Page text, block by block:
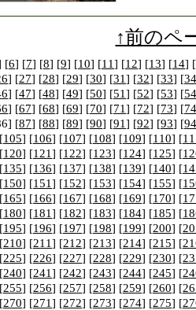
↑前のペ
[6] [7] [8] [9] [10] [11] [12] [13] [14] [
] [27] [28] [29] [30] [31] [32] [33] [34
] [47] [48] [49] [50] [51] [52] [53] [54
] [67] [68] [69] [70] [71] [72] [73] [74
[87] [88] [89] [90] [91] [92] [93] [94
105] [106] [107] [108] [109] [110] [
120] [121] [122] [123] [124] [125] [
135] [136] [137] [138] [139] [140] [
150] [151] [152] [153] [154] [155] [
165] [166] [167] [168] [169] [170] [
180] [181] [182] [183] [184] [185] [
195] [196] [197] [198] [199] [200] [
210] [211] [212] [213] [214] [215] [
225] [226] [227] [228] [229] [230] [
240] [241] [242] [243] [244] [245] [
255] [256] [257] [258] [259] [260] [
270] [271] [272] [273] [274] [275] [